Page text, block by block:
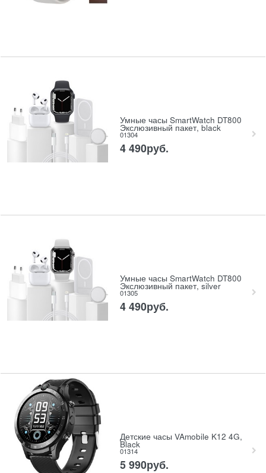
Умные часы SmartWatch DT800
Экслюзивный пакет, black
01304
4 490руб.
Умные часы SmartWatch DT800
Экслюзивный пакет, silver
01305
4 490руб.
Детские часы VAmobile K12 4G,
Black
01314
5 990руб.